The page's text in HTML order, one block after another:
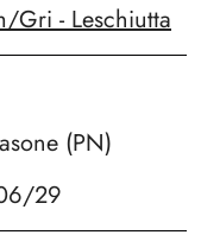
Gri - Leschiutta
(PN)
29